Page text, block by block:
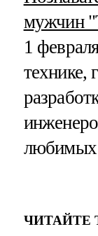
мужчин
1
технике,
любимых
ЧИТАЙТЕ